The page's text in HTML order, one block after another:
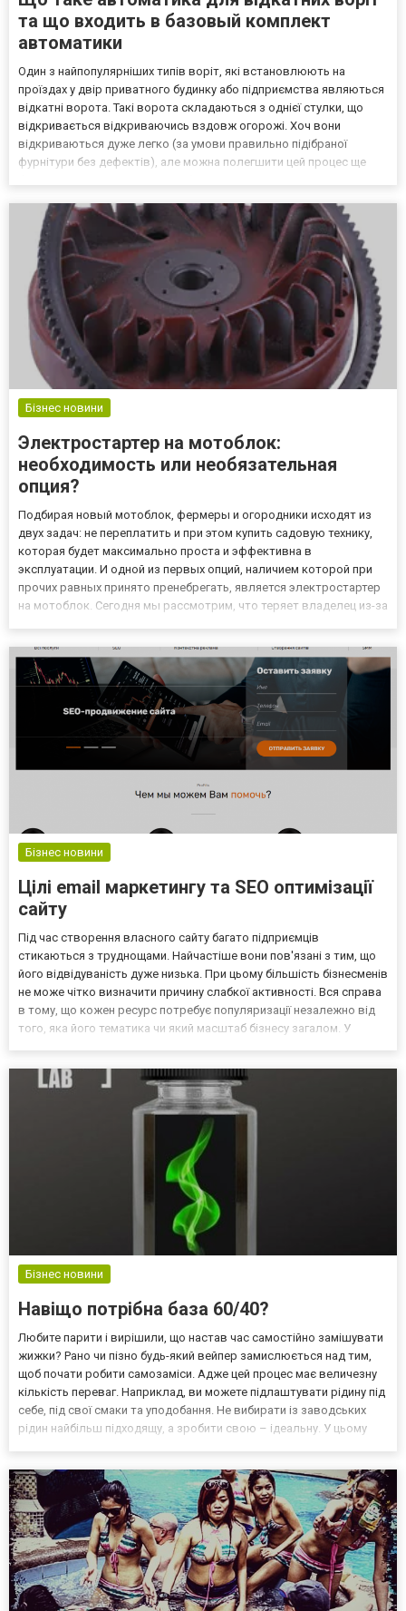
та що входить в базовый комплект
автоматики
Один з найпопулярніших типів воріт, які встановлюють на
проїздах у двір приватного будинку або підприємства являються
відкатні ворота. Такі ворота складаються з однієї стулки, що
відкривається відкриваючись вздовж огорожі. Хоч вони
відкриваються дуже легко (за умови правильно підібраної
фурнітури без дефектів), але можна полегшити цей процес ще
Бізнес новини
Электростартер на мотоблок:
необходимость или необязательная
опция?
Подбирая новый мотоблок, фермеры и огородники исходят из
двух задач: не переплатить и при этом купить садовую технику,
которая будет максимально проста и эффективна в
эксплуатации. И одной из первых опций, наличием которой при
прочих равных принято пренебрегать, является электростартер
на мотоблок. Сегодня мы рассмотрим, что теряет владелец из-за
Бізнес новини
Цілі email маркетингу та SEO оптимізації
сайту
Під час створення власного сайту багато підприємців
стикаються з труднощами. Найчастіше вони пов'язані з тим, що
його відвідуваність дуже низька. При цьому більшість бізнесменів
не може чітко визначити причину слабкої активності. Вся справа
в тому, що кожен ресурс потребує популяризації незалежно від
того, яка його тематика чи який масштаб бізнесу загалом. У
Бізнес новини
Навіщо потрібна база 60/40?
Любите парити і вирішили, що настав час самостійно замішувати
жижки? Рано чи пізно будь-який вейпер замислюється над тим,
щоб почати робити самозаміси. Адже цей процес має величезну
кількість переваг. Наприклад, ви можете підлаштувати рідину під
себе, під свої смаки та уподобання. Не вибирати із заводських
рідин найбільш підходящу, а зробити свою – ідеальну. У цьому